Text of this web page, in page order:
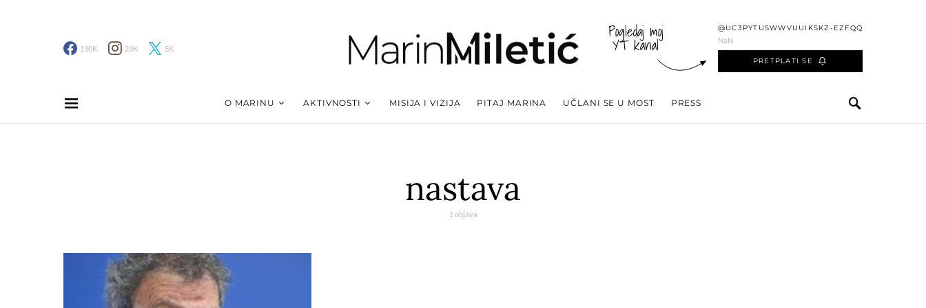
130K 23K 5K
Pogledaj moj
YT kanal
@UC3PYTUSWWVUUIKSKZ-EZFQQ
NaN
PRETPLATI SE
O MARINU AKTIVNOSTI MISIJA I VIZIJA PITAJ MARINA UČLANI SE U MOST PRESS
nastava
1 objava